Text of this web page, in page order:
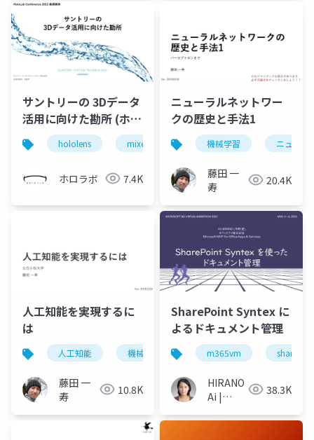
サントリーの 3Dデータ
活用に向けた勘所 (ホロ
ラボカンファレンス
2022 サントリーシステ
ムテクノロジー株式会
社 向様 発表スライド)
hololens mixed reality holoconf22
ホロラボ 7.4K
ニューラルネットワー
クの歴史と手法1
機械学習 ニューラ
藤田 一
寿
20.4K
人工知能を実現するに
は
人工知能 機械学習
藤田 一
寿
10.8K
SharePoint Syntex に
よるドキュメント管理
m365vm
HIRANO
Ai |
MVP 👉
38.3K